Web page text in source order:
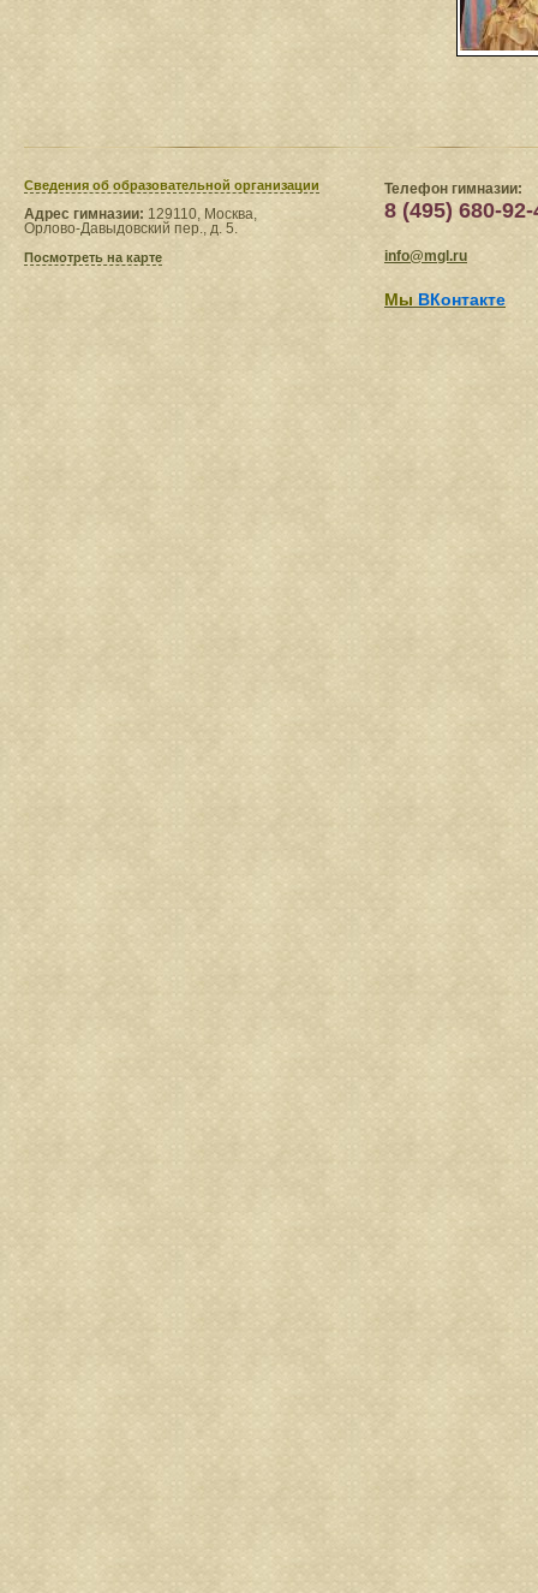
Сведения​ об образовательной организации
Адрес гимназии: 129110, Москва,
Орлово-Давыдовский пер., д. 5.
Посмотреть на карте
Телефон гимназии:
8 (495) 680-92-
info@mgl.ru
Мы ВКонтакте